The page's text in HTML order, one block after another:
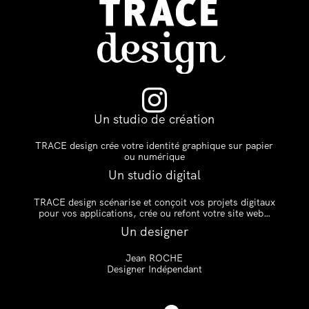

Un studio de création
TRACE design crée votre identité graphique sur papier
ou numérique
Un studio digital
TRACE design scénarise et conçoit vos projets digitaux
pour vos applications, crée ou refont votre site web…
Un designer
Jean ROCHE
Designer Indépendant